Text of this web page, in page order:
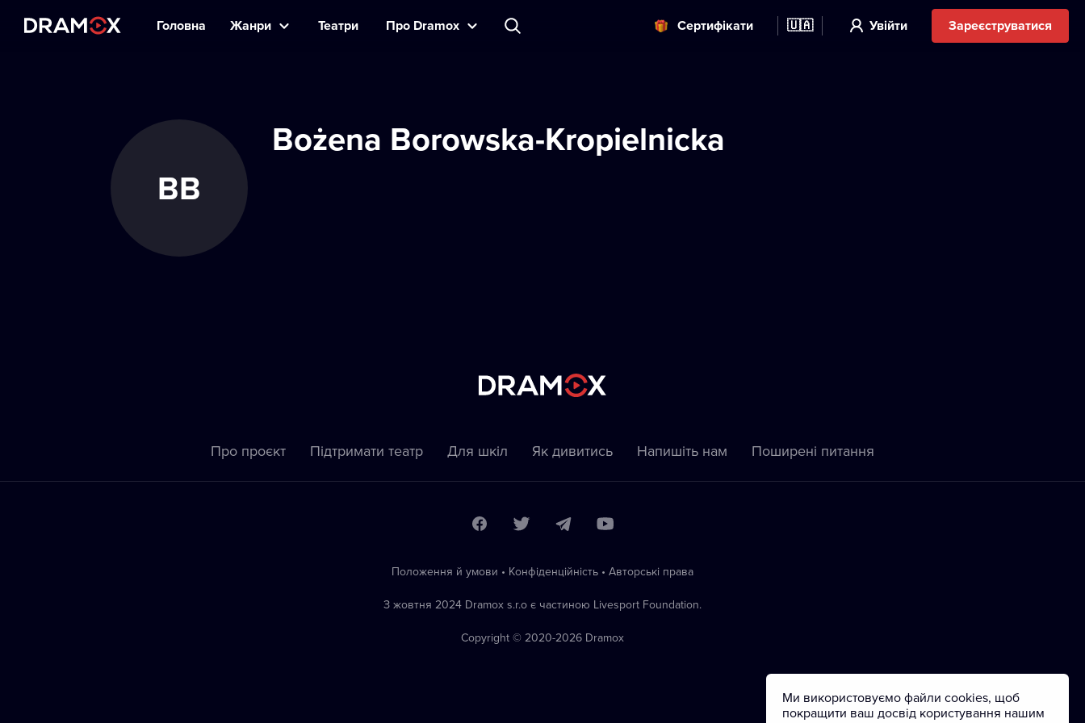
Головна Жанри Театри Прo Dramox Cертифікати 🇺🇦 Увійти Зареєструватися
BB
Bożena Borowska-Kropielnicka
Про проєкт Підтримати театр Для шкіл Як дивитись Напишіть нам Пoширені питання
Положення й умови • Конфіденційність • Автoрські права
З жовтня 2024 Dramox s.r.o є частиною Livesport Foundation.
Copyright © 2020-2026 Dramox
Ми використовуємо файли cookies, щоб
покращити ваш досвід користування нашим